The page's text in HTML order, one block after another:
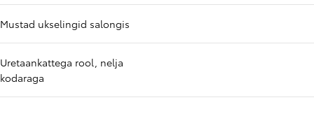
Mustad ukselingid salongis
Uretaankattega rool, nelja
kodaraga